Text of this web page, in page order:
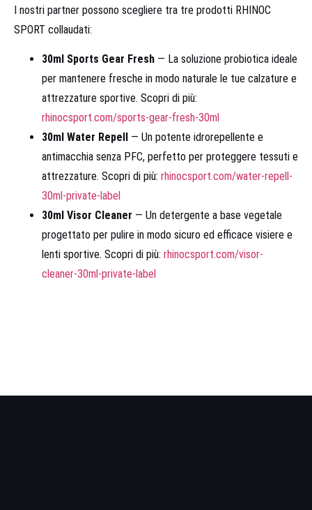
I nostri partner possono scegliere tra tre prodotti RHINOC
SPORT collaudati:
30ml Sports Gear Fresh — La soluzione probiotica ideale
per mantenere fresche in modo naturale le tue calzature e
attrezzature sportive. Scopri di più:
rhinocsport.com/sports-gear-fresh-30ml
30ml Water Repell
— Un potente idrorepellente e
antimacchia senza PFC, perfetto per proteggere tessuti e
attrezzature. Scopri di più: rhinocsport.com/water-repell-
30ml-private-label
30ml Visor Cleaner — Un detergente a base vegetale
progettato per pulire in modo sicuro ed efficace visiere e
lenti sportive. Scopri di più: rhinocsport.com/visor-
cleaner-30ml-private-label